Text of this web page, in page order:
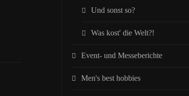
Und sonst so?
Was kost' die Welt?!
Event- und Messeberichte
Men's best hobbies